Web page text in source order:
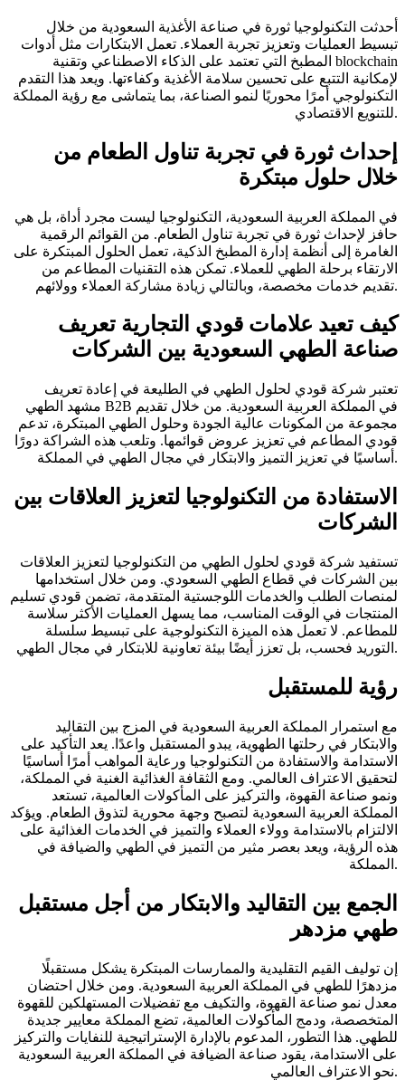
أحدثت التكنولوجيا ثورة في صناعة الأغذية السعودية من خلال
تبسيط العمليات وتعزيز تجربة العملاء. تعمل الابتكارات مثل أدوات
المطبخ التي تعتمد على الذكاء الاصطناعي وتقنية blockchain
لإمكانية التتبع على تحسين سلامة الأغذية وكفاءتها. ويعد هذا التقدم
التكنولوجي أمرًا محوريًا لنمو الصناعة، بما يتماشى مع رؤية المملكة
للتنويع الاقتصادي.
إحداث ثورة في تجربة تناول الطعام من
خلال حلول مبتكرة
في المملكة العربية السعودية، التكنولوجيا ليست مجرد أداة، بل هي
حافز لإحداث ثورة في تجربة تناول الطعام. من القوائم الرقمية
الغامرة إلى أنظمة إدارة المطبخ الذكية، تعمل الحلول المبتكرة على
الارتقاء برحلة الطهي للعملاء. تمكن هذه التقنيات المطاعم من
تقديم خدمات مخصصة، وبالتالي زيادة مشاركة العملاء وولائهم.
كيف تعيد علامات قودي التجارية تعريف
صناعة الطهي السعودية بين الشركات
تعتبر شركة قودي لحلول الطهي في الطليعة في إعادة تعريف
مشهد الطهي B2B في المملكة العربية السعودية. من خلال تقديم
مجموعة من المكونات عالية الجودة وحلول الطهي المبتكرة، تدعم
قودي المطاعم في تعزيز عروض قوائمها. وتلعب هذه الشراكة دورًا
أساسيًا في تعزيز التميز والابتكار في مجال الطهي في المملكة.
الاستفادة من التكنولوجيا لتعزيز العلاقات بين
الشركات
تستفيد شركة قودي لحلول الطهي من التكنولوجيا لتعزيز العلاقات
بين الشركات في قطاع الطهي السعودي. ومن خلال استخدامها
لمنصات الطلب والخدمات اللوجستية المتقدمة، تضمن قودي تسليم
المنتجات في الوقت المناسب، مما يسهل العمليات الأكثر سلاسة
للمطاعم. لا تعمل هذه الميزة التكنولوجية على تبسيط سلسلة
التوريد فحسب، بل تعزز أيضًا بيئة تعاونية للابتكار في مجال الطهي.
رؤية للمستقبل
مع استمرار المملكة العربية السعودية في المزج بين التقاليد
والابتكار في رحلتها الطهوية، يبدو المستقبل واعدًا. يعد التأكيد على
الاستدامة والاستفادة من التكنولوجيا ورعاية المواهب أمرًا أساسيًا
لتحقيق الاعتراف العالمي. ومع الثقافة الغذائية الغنية في المملكة،
ونمو صناعة القهوة، والتركيز على المأكولات العالمية، تستعد
المملكة العربية السعودية لتصبح وجهة محورية لتذوق الطعام. ويؤكد
الالتزام بالاستدامة وولاء العملاء والتميز في الخدمات الغذائية على
هذه الرؤية، ويعد بعصر مثير من التميز في الطهي والضيافة في
المملكة.
الجمع بين التقاليد والابتكار من أجل مستقبل
طهي مزدهر
إن توليف القيم التقليدية والممارسات المبتكرة يشكل مستقبلًا
مزدهرًا للطهي في المملكة العربية السعودية. ومن خلال احتضان
معدل نمو صناعة القهوة، والتكيف مع تفضيلات المستهلكين للقهوة
المتخصصة، ودمج المأكولات العالمية، تضع المملكة معايير جديدة
للطهي. هذا التطور، المدعوم بالإدارة الإستراتيجية للنفايات والتركيز
على الاستدامة، يقود صناعة الضيافة في المملكة العربية السعودية
نحو الاعتراف العالمي.